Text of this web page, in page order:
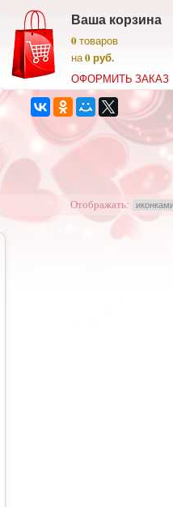
Ваша корзина
0товаров
на0 руб.
ОФОРМИТЬ ЗАКАЗ
Отображать: